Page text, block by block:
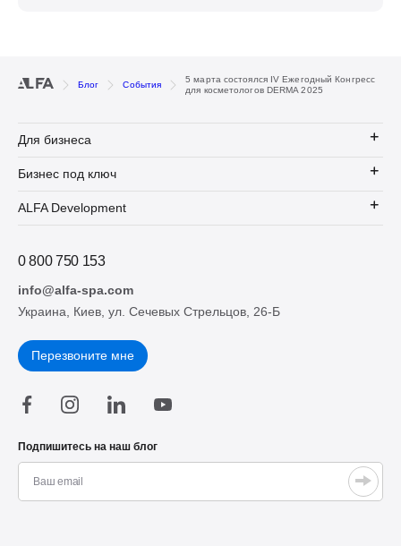
Блог События
5 марта состоялся IV Ежегодный Конгресс
для косметологов DERMA 2025
Для бизнеса
Бизнес под ключ
ALFA Development
0 800 750 153
info@alfa-spa.com
Украина, Киев, ул. Сечевых Стрельцов, 26-Б
Перезвоните мне
Подпишитесь на наш блог